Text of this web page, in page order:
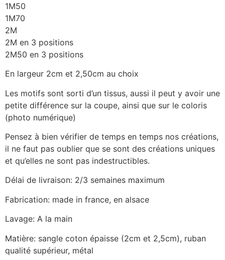
1M50
1M70
2M
2M en 3 positions
2M50 en 3 positions
En largeur 2cm et 2,50cm au choix
Les motifs sont sorti d’un tissus, aussi il peut y avoir une
petite différence sur la coupe, ainsi que sur le coloris
(photo numérique)
Pensez à bien vérifier de temps en temps nos créations,
il ne faut pas oublier que se sont des créations uniques
et qu’elles ne sont pas indestructibles.
Délai de livraison: 2/3 semaines maximum
Fabrication: made in france, en alsace
Lavage: A la main
Matière: sangle coton épaisse (2cm et 2,5cm), ruban
qualité supérieur, métal